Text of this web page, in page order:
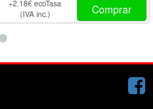
+2.18€ ecoTasa
(IVA inc.)
Comprar